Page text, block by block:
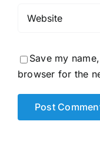
Save my
browser for the